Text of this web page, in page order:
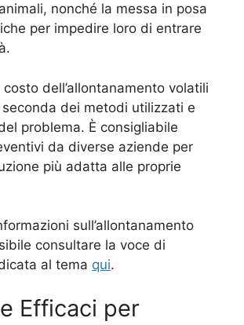
nonché la messa in posa
per impedire loro di entrare
dell’allontanamento volatili
dei metodi utilizzati e
problema. È consigliabile
da diverse aziende per
più adatta alle proprie
sull’allontanamento
consultare la voce di
al tema qui.
Efficaci per